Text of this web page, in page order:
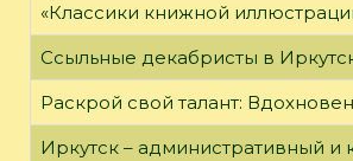
«Классики книжной
Ссыльные декабристы в
Раскрой свой талант:
Иркутск – административный и